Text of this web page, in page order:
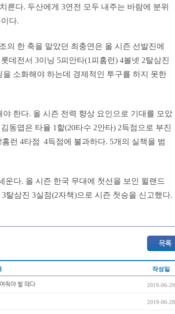
른다. 두산에게 3연전 모두 내주는 바람에 분위
다.
의 한 축을 맡았던 최충연은 올 시즌 선발진에
데전서 3이닝 5피안타(1피홈런) 4볼넷 2탈삼진
소화해야 하는데 경제적인 투구를 하지 못한
한다. 올 시즌 전력 향상 요인으로 기대를 모았
동엽은 타율 1할(20타수 2안타) 2득점으로 부진
런 4타점 4득점에 불과하다. 5개의 실책을 범
다. 올 시즌 한국 무대에 첫선을 보인 윌랜드
탈삼진 3실점(2자책)으로 시즌 첫승을 신고했다.
작성일
줘야 할 때다 2019-06-29
2019-06-28